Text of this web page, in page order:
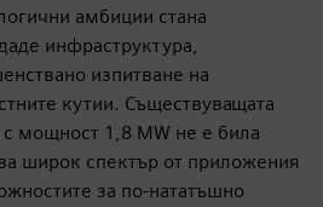
амбиции стана
инфраструктура,
изпитване на
кутии. Съществуващата
с мощност 1,8 MW не е била
широк спектър от приложения
за по-нататъшно